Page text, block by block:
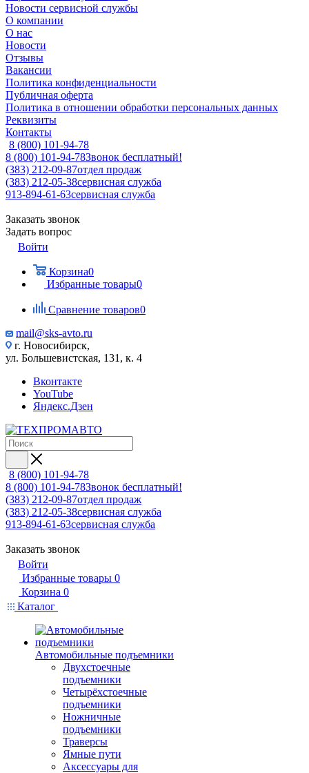
Новости сервисной службы
О компании
О нас
Новости
Отзывы
Вакансии
Политика конфиденциальности
Публичная оферта
Политика в отношении обработки персональных данных
Реквизиты
Контакты
8 (800) 101-94-78
8 (800) 101-94-78Звонок бесплатный!
(383) 212-09-87отдел продаж
(383) 212-05-38сервисная служба
913-894-61-63сервисная служба
Заказать звонок
Задать вопрос
Войти
Корзина0
Избранные товары0
Сравнение товаров0
mail@sks-avto.ru
г. Новосибирск,
ул. Большевистская, 131, к. 4
Вконтакте
YouTube
Яндекс.Дзен
8 (800) 101-94-78
8 (800) 101-94-78Звонок бесплатный!
(383) 212-09-87отдел продаж
(383) 212-05-38сервисная служба
913-894-61-63сервисная служба
Заказать звонок
Войти
Избранные товары 0
Корзина 0
Каталог
Автомобильные подъемники
Двухстоечные
подъемники
Четырёхстоечные
подъемники
Ножничные
подъемники
Траверсы
Ямные пути
Аксессуары для